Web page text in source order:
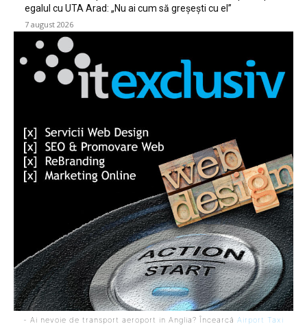
egalul cu UTA Arad: „Nu ai cum să greșești cu el”
7 august 2026
- Ai nevoie de transport aeroport in Anglia? Încearcă Airport Taxi